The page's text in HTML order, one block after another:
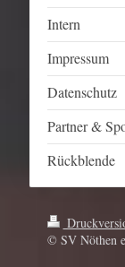
Intern
Impressum
Datenschutz
Partner &
Rückblende
© SV Nöthen